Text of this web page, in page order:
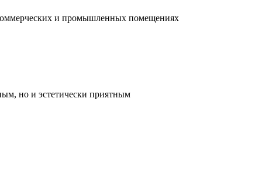
и промышленных помещениях
но и эстетически приятным